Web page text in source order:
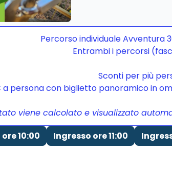
Percorso individuale Avventura
Entrambi i percorsi
Sconti per più
persona con biglietto panoramico in
viene calcolato e visualizzato
10:00 Ingresso ore 11:00